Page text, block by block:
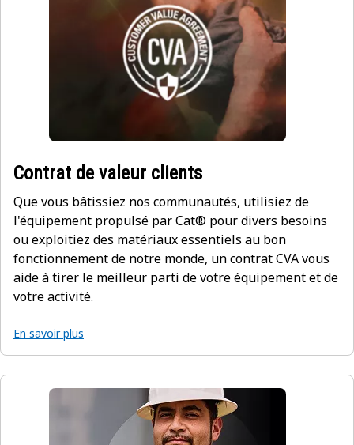
Contrat de valeur clients
Que vous bâtissiez nos communautés, utilisiez de
l'équipement propulsé par Cat® pour divers besoins
ou exploitiez des matériaux essentiels au bon
fonctionnement de notre monde, un contrat CVA vous
aide à tirer le meilleur parti de votre équipement et de
votre activité.
En savoir plus